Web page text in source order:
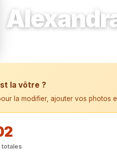
la vôtre ?
la modifier, ajouter vos photos
totales